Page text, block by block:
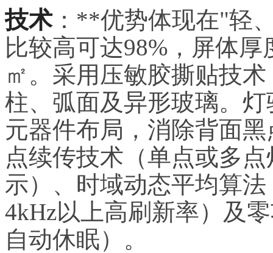
技术：**优势体现在"轻
比较高可达98%，屏体
㎡。采用压敏胶撕贴技
柱、弧面及异形玻璃。
元器件布局，消除背面
点续传技术（单点或多
示）、时域动态平均算
4kHz以上高刷新率）及
自动休眠）。